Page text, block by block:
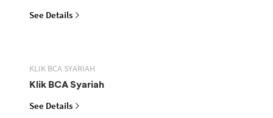
See Details
KLIK BCA SYARIAH
Klik BCA Syariah
See Details